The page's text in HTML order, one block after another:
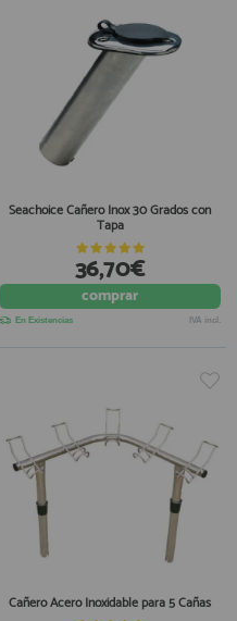
Seachoice Cañero Inox 30 Grados con
Tapa
36,70€
comprar
En Existencias IVA incl.
Cañero Acero Inoxidable para 5 Cañas